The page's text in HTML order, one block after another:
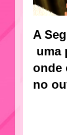
A
uma
onde
no